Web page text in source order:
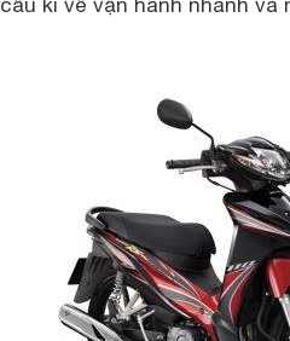
cầu kì về vận hành nhanh và